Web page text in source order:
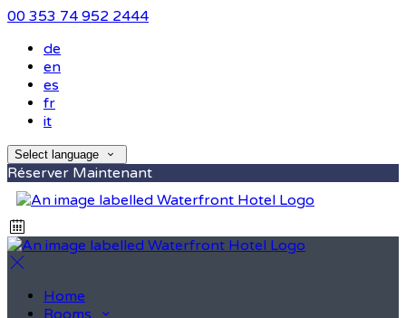
00 353 74 952 2444
de
en
es
fr
it
Select language
Réserver Maintenant
Home
Rooms